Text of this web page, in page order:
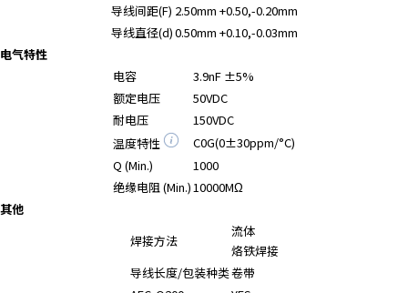
导线间距(F) 2.50mm +0.50,-0.20mm
导线直径(d)0.50mm +0.10,-0.03mm
电气特性
电容
3.9nF ±5%
额定电压
50VDC
耐电压
150VDC
温度特性
C0G(0±30ppm/°C)
Q (Min.)
1000
绝缘电阻 (Min.)10000MΩ
其他
焊接方法
流体
烙铁焊接
导线长度/包装种类卷带